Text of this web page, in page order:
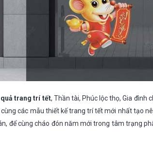
quả trang trí tết, Thần tài, Phúc lộc thọ, Gia đình
cùng các mẫu thiết kế trang trí tết mới nhất tạo
để cùng cháo đón năm mới trong tâm trạng